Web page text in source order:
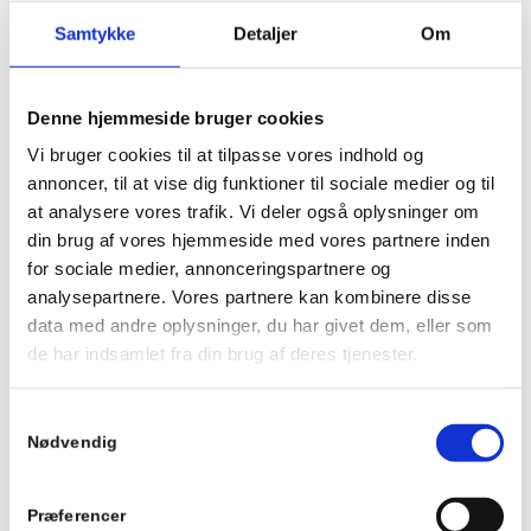
Samtykke Detaljer Om
Denne hjemmeside bruger cookies
Vi bruger cookies til at tilpasse vores indhold og
annoncer, til at vise dig funktioner til sociale medier og til
at analysere vores trafik. Vi deler også oplysninger om
din brug af vores hjemmeside med vores partnere inden
for sociale medier, annonceringspartnere og
analysepartnere. Vores partnere kan kombinere disse
data med andre oplysninger, du har givet dem, eller som
de har indsamlet fra din brug af deres tjenester.
Nødvendig
Præferencer
i rummet eller efter antallet af personer i rummet.
SÅDAN OPFYLDER DU DE
NØDVENDIGE
VENTILATIONSKRAV I DIN
VIRKSOMHED
For at opfylde de nødvendige krav til ventilation i
erhverv, er det vigtigt at vurdere behovet i rummet,
hvor de ansatte arbejder. Derefter skal det rette
ventilationssystem installeres. Det kan være en god
85 60 for en snak om jeres behov.
at have dokumentation for, at dit ventilationssystem